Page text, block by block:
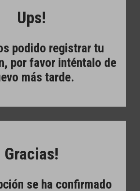
Ups!
podido registrar tu
por favor inténtalo de
más tarde.
Gracias!
se ha confirmado